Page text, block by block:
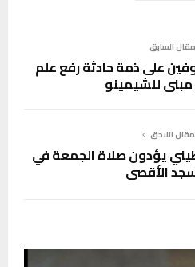
السابق
على ذمة حادثة رفع علم
للشيمينو
اللاحق
يؤدون صلاة الجمعة في
الأقصى